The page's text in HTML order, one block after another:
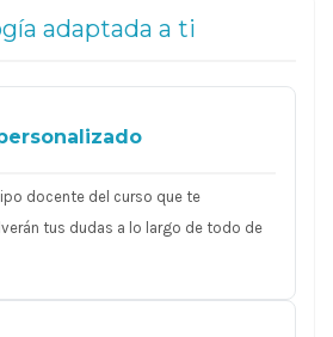
adaptada a ti
docente del curso que te
tus dudas a lo largo de todo de